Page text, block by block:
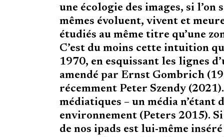
une écologie des images, si l’on
mêmes évoluent, vivent et
étudiés au même titre qu’une
C’est du moins cette intuition
1970, en esquissant les lignes
amendé par Ernst Gombrich
récemment Peter Szendy
médiatiques – un média n’étant
environnement (Peters 2015).
de nos ipads est lui-même